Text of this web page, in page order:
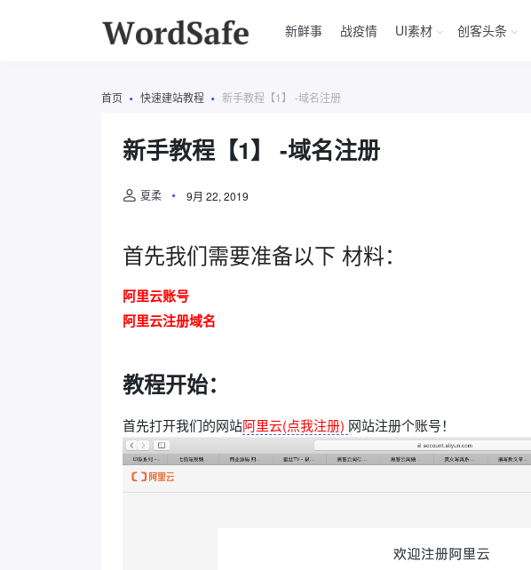
新鲜事 战疫情 UI素材 创客头条
首页 快速建站教程 新手教程【1】 -域名注册
新手教程【1】 -域名注册
夏柔 9月 22, 2019
首先我们需要准备以下 材料：
阿里云账号
阿里云注册域名
教程开始：
首先打开我们的网站阿里云(点我注册) 网站注册个账号！